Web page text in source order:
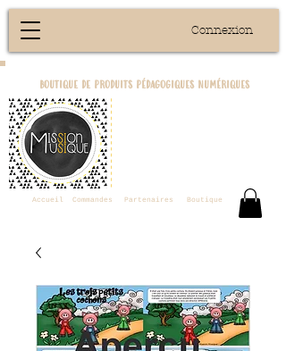
Connexion
boutique de produits pédagogiques numériques
Accueil Commandes Partenaires Boutique